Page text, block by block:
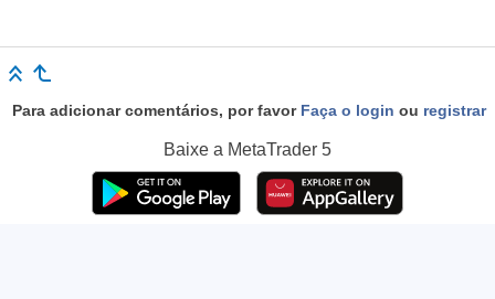
Para adicionar comentários, por favor Faça o login ou registrar
Baixe a MetaTrader 5